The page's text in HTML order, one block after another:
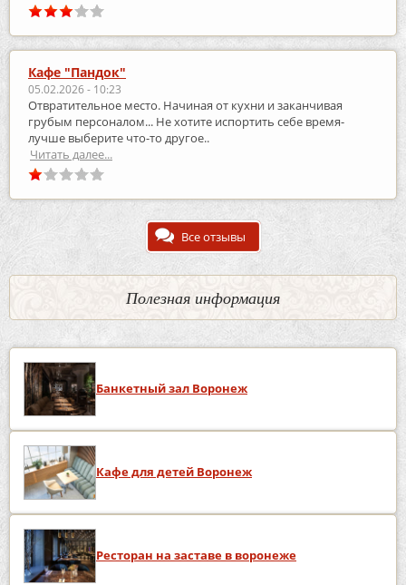
Кафе "Пандок"
05.02.2026 - 10:23
Отвратительное место. Начиная от кухни и заканчивая
грубым персоналом... Не хотите испортить себе время-
лучше выберите что-то другое..
Читать далее...
Все отзывы
Полезная информация
Банкетный зал Воронеж
Кафе для детей Воронеж
Ресторан на заставе в воронеже